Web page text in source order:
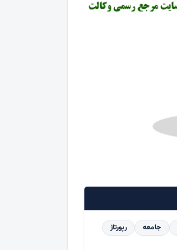
جامعه
رپورتاژ